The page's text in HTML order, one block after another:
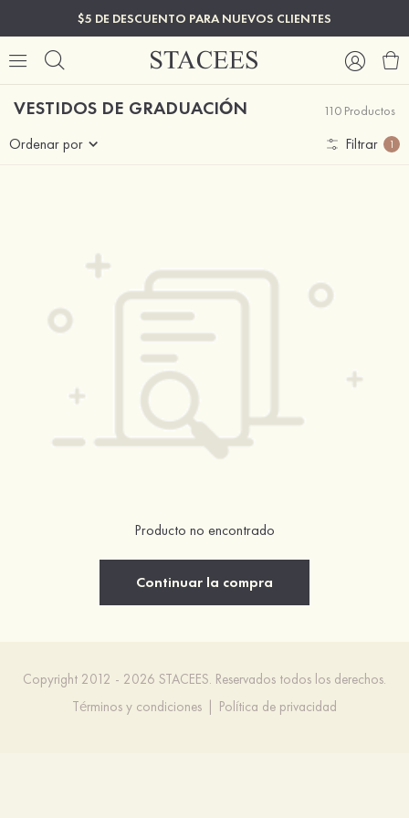
$5 DE DESCUENTO PARA NUEVOS CLIENTES
VESTIDOS DE GRADUACIÓN 110 Productos
Ordenar por Filtrar 1
Producto no encontrado
Continuar la compra
Copyright 2012 - 2026 STACEES. Reservados todos los derechos.
Términos y condiciones
Política de privacidad